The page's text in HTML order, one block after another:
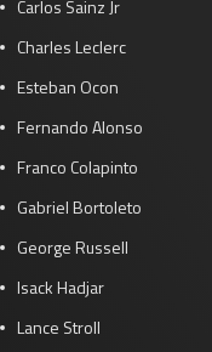
za 22:00 - 23:00
zo 21:00 - 23:00
zo 05:00 - 07:00
27 - 29 nov
Carlos Sainz Jr
Charles Leclerc
Esteban Ocon
Fernando Alonso
Franco Colapinto
Gabriel Bortoleto
George Russell
Isack Hadjar
Lance Stroll